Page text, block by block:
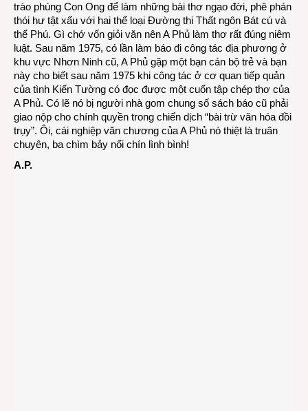
trào phúng Con Ong để làm những bài thơ ngạo đời, phê phán
thói hư tật xấu với hai thể loại Đường thi Thất ngôn Bát cú và
thể Phú. Gì chớ vốn giỏi văn nên A Phủ làm thơ rất đúng niêm
luật. Sau năm 1975, có lần làm báo đi công tác địa phương ở
khu vực Nhơn Ninh cũ, A Phủ gặp một bạn cán bộ trẻ và bạn
này cho biết sau năm 1975 khi công tác ở cơ quan tiếp quản
của tình Kiến Tường có đọc được một cuốn tập chép thơ của
A Phủ. Có lẽ nó bị người nhà gom chung số sách báo cũ phải
giao nộp cho chính quyền trong chiến dịch “bài trừ văn hóa đồi
trụy”. Ôi, cái nghiệp văn chương của A Phủ nó thiệt là truân
chuyên, ba chìm bảy nổi chín lình bình!
A.P.